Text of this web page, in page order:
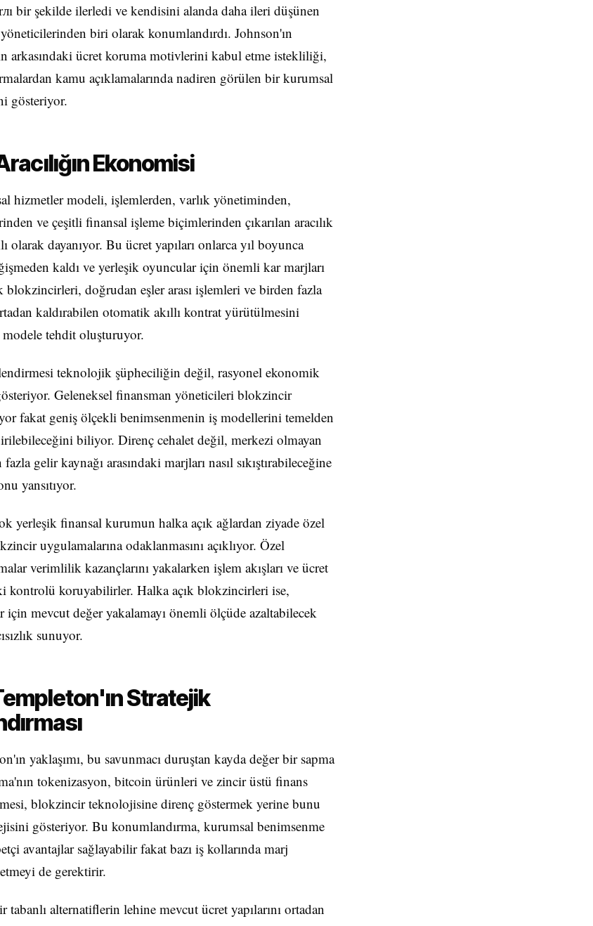
bir şekilde ilerledi ve kendisini alanda daha ileri düşünen
biri olarak konumlandırdı. Johnson'ın
arkasındaki ücret koruma motivlerini kabul etme istekliliği,
kamu açıklamalarında nadiren görülen bir kurumsal
gösteriyor.
Ekonomisi
hizmetler modeli, işlemlerden, varlık yönetiminden,
ve çeşitli finansal işleme biçimlerinden çıkarılan aracılık
olarak dayanıyor. Bu ücret yapıları onlarca yıl boyunca
kaldı ve yerleşik oyuncular için önemli kar marjları
blokzincirleri, doğrudan eşler arası işlemleri ve birden fazla
kaldırabilen otomatik akıllı kontrat yürütülmesini
tehdit oluşturuyor.
teknolojik şüpheciliğin değil, rasyonel ekonomik
Geleneksel finansman yöneticileri blokzincir
fakat geniş ölçekli benimsenmenin iş modellerini temelden
biliyor. Direnç cehalet değil, merkezi olmayan
gelir kaynağı arasındaki marjları nasıl sıkıştırabileceğine
yansıtıyor.
yerleşik finansal kurumun halka açık ağlardan ziyade özel
uygulamalarına odaklanmasını açıklıyor. Özel
verimlilik kazançlarını yakalarken işlem akışları ve ücret
kontrolü koruyabilirler. Halka açık blokzincirleri ise,
için mevcut değer yakalamayı önemli ölçüde azaltabilecek
sunuyor.
Stratejik
yaklaşımı, bu savunmacı duruştan kayda değer bir sapma
tokenizasyon, bitcoin ürünleri ve zincir üstü finans
blokzincir teknolojisine direnç göstermek yerine bunu
gösteriyor. Bu konumlandırma, kurumsal benimsenme
avantajlar sağlayabilir fakat bazı iş kollarında marj
de gerektirir.
alternatiflerin lehine mevcut ücret yapılarını ortadan